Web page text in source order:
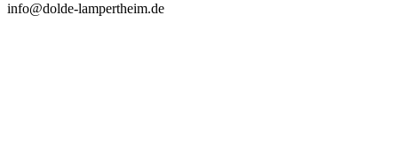
info@dolde-lampertheim.de